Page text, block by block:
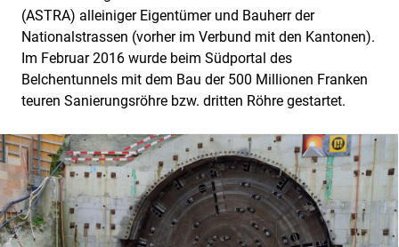
(ASTRA) alleiniger Eigentümer und Bauherr der
Nationalstrassen (vorher im Verbund mit den Kantonen).
Im Februar 2016 wurde beim Südportal des
Belchentunnels mit dem Bau der 500 Millionen Franken
teuren Sanierungsröhre bzw. dritten Röhre gestartet.